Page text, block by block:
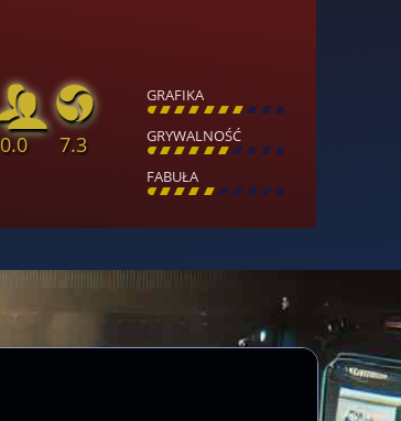
GRAFIKA
[ \ \ \ \ \ \ \ \ ]
GRYWALNOŚĆ
[ \ \ \ \ \ \ \ \ ]
FABUŁA
[ \ \ \ \ \ \ \ \ ]
0.0 7.3